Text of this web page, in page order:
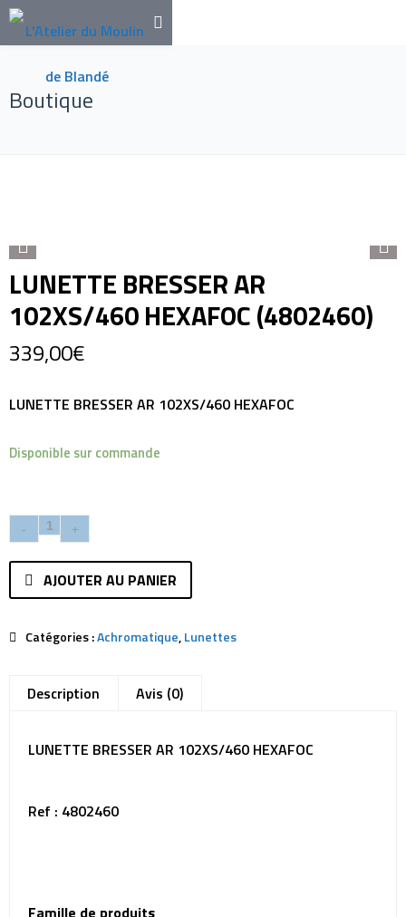
Boutique
LUNETTE BRESSER AR
102XS/460 HEXAFOC (4802460)
339,00€
LUNETTE BRESSER AR 102XS/460 HEXAFOC
Disponible sur commande
AJOUTER AU PANIER
Catégories :Achromatique,Lunettes
Description Avis (0)
LUNETTE BRESSER AR 102XS/460 HEXAFOC
Ref : 4802460
Famille de produits